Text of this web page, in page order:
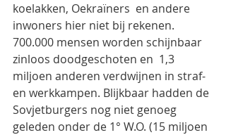
koelakken, Oekraïners  en andere
inwoners hier niet bij rekenen.
700.000 mensen worden schijnbaar
zinloos doodgeschoten en  1,3
miljoen anderen verdwijnen in straf-
en werkkampen. Blijkbaar hadden de
Sovjetburgers nog niet genoeg
geleden onder de 1° W.O. (15 miljoen